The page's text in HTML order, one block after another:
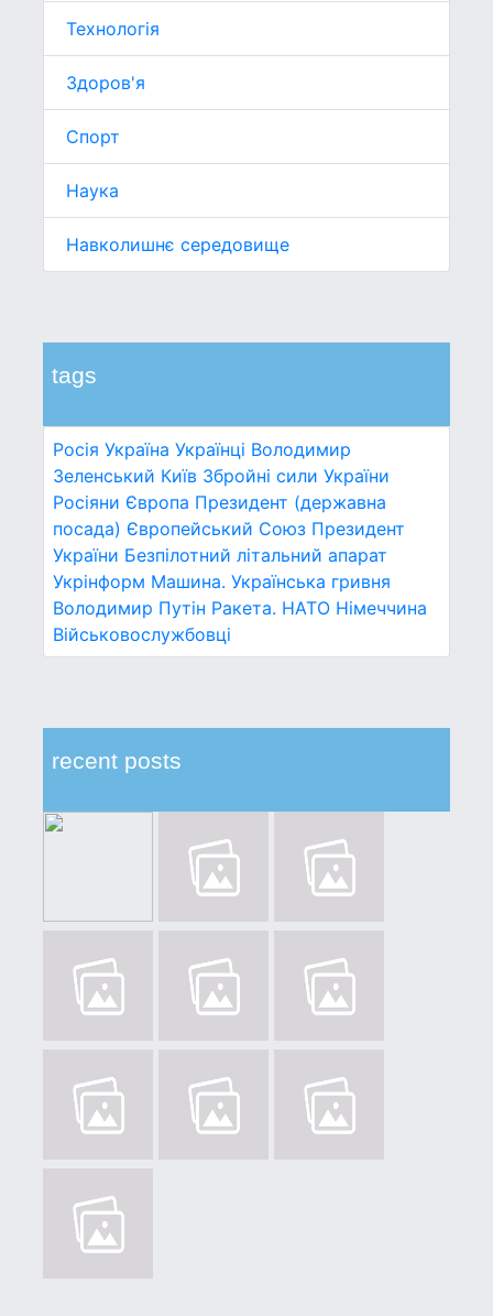
Технологія
Здоров'я
Спорт
Наука
Навколишнє середовище
tags
Росія Україна Українці Володимир
Зеленський Київ Збройні сили України
Росіяни Європа Президент (державна
посада) Європейський Союз Президент
України Безпілотний літальний апарат
Укрінформ Машина. Українська гривня
Володимир Путін Ракета. НАТО Німеччина
Військовослужбовці
recent posts